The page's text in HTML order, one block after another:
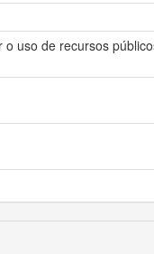
uso de recursos